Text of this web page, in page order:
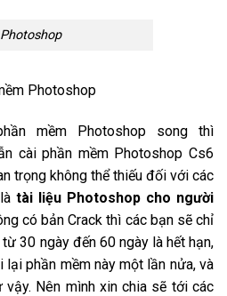
Photoshop
mềm Photoshop song thì
cài phần mềm Photoshop Cs6
trọng không thể thiếu đối với các
tài liệu Photoshop cho người
có bản Crack thì các bạn sẽ chỉ
30 ngày đến 60 ngày là hết hạn,
phần mềm này một lần nửa, và
Nên mình xin chia sẽ tới các